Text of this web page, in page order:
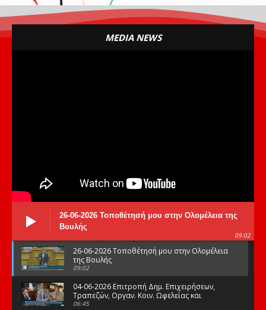
MEDIA NEWS
26-06-2026 Τοποθέτησή μου στην Ολομέλεια της
Βουλής
09:02
26-06-2026 Τοποθέτησή μου στην Ολομέλεια
της Βουλής
09:02
04-06-2026 Επιτροπή Δημ. Επιχειρήσεων,
Τραπεζών, Οργαν. Κοιν. Ωφελείας και
Φορέων Κοινων. Ασφάλισης
06:45